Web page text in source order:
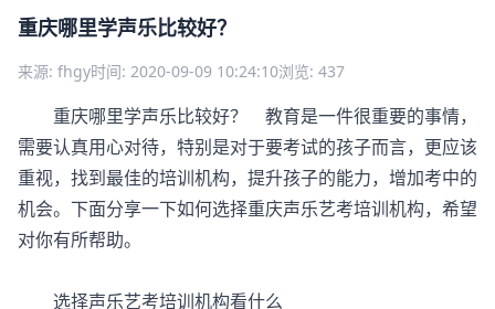
重庆哪里学声乐比较好？
来源: fhgy时间: 2020-09-09 10:24:10浏览: 437
重庆哪里学声乐比较好？ 教育是一件很重要的事情，
需要认真用心对待，特别是对于要考试的孩子而言，更应该
重视，找到最佳的培训机构，提升孩子的能力，增加考中的
机会。下面分享一下如何选择重庆声乐艺考培训机构，希望
对你有所帮助。
选择声乐艺考培训机构看什么